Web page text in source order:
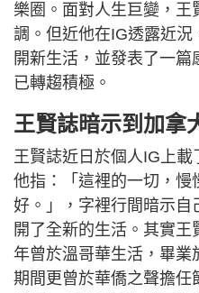
樂圈。面對人生巨變，
調。但近他在IG透露近
開新生活，並發表了一
已轉趨積極。
王賢誌暗示到加拿
王賢誌近日於個人IG上載
他指：「這裡的一切，慢
好。」，字裡行間暗示自
開了全新的生活。其實
年曾於溫哥華生活，畢業
期間更曾於華僑之聲擔任